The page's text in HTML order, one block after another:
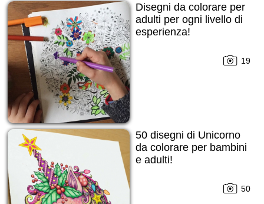
Disegni da colorare per
adulti per ogni livello di
esperienza!
19
50 disegni di Unicorno
da colorare per bambini
e adulti!
50